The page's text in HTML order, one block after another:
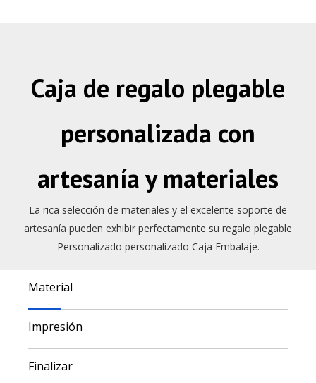
Caja de regalo plegable
personalizada con
artesanía y materiales
La rica selección de materiales y el excelente soporte de
artesanía pueden exhibir perfectamente su regalo plegable
Personalizado personalizado Caja Embalaje.
Material
Impresión
Finalizar